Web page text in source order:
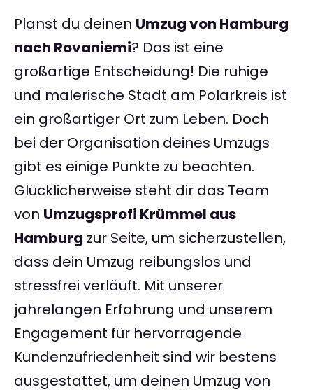
Planst du deinen Umzug von Hamburg
nach Rovaniemi? Das ist eine
großartige Entscheidung! Die ruhige
und malerische Stadt am Polarkreis ist
ein großartiger Ort zum Leben. Doch
bei der Organisation deines Umzugs
gibt es einige Punkte zu beachten.
Glücklicherweise steht dir das Team
von Umzugsprofi Krümmel aus
Hamburg zur Seite, um sicherzustellen,
dass dein Umzug reibungslos und
stressfrei verläuft. Mit unserer
jahrelangen Erfahrung und unserem
Engagement für hervorragende
Kundenzufriedenheit sind wir bestens
ausgestattet, um deinen Umzug von